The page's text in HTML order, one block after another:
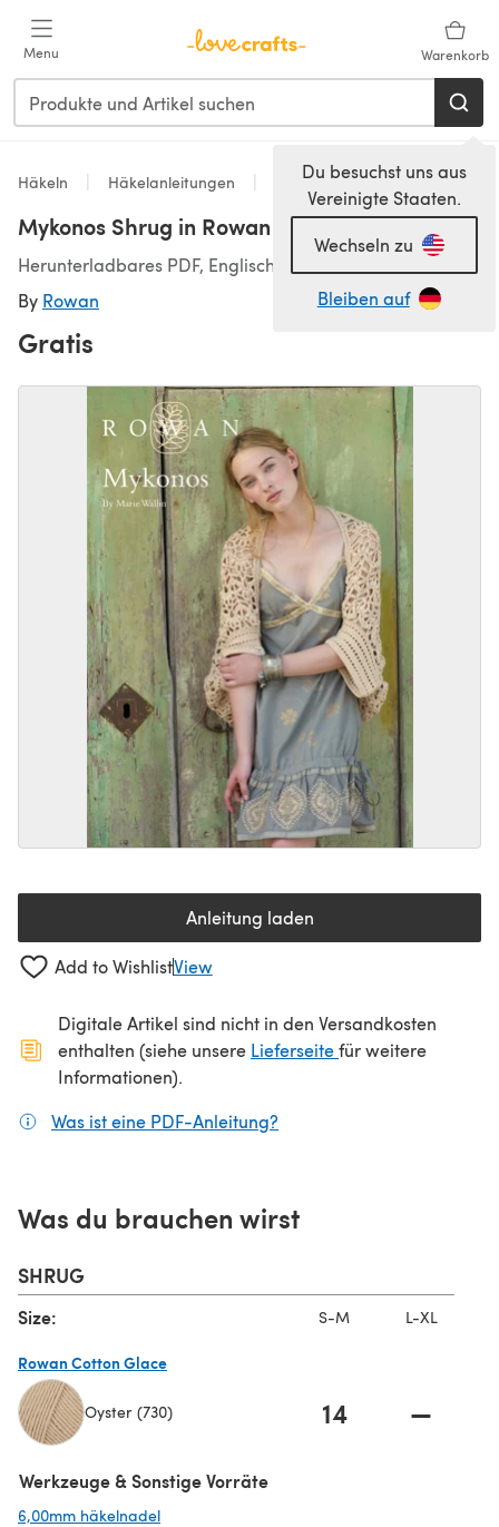
Menu Warenkorb
Du besuchst uns aus
Vereinigte Staaten.
Wechseln zu
Bleiben auf
Häkeln Häkelanleitungen Boleros
Mykonos Shrug in Rowan Cotton Glace
Herunterladbares PDF, Englisch
By Rowan
Gratis
Anleitung laden(öffnet sich in einem neuen
Add to WishlistView
Digitale Artikel sind nicht in den Versandkosten
enthalten (siehe unsere Lieferseite(öffnet sich in
für weitere
Informationen).
Was ist eine PDF-Anleitung?
Was du brauchen wirst
SHRUG
Size: S-M L-XL
Rowan Cotton Glace
Oyster (730) 14 —
Werkzeuge & Sonstige Vorräte
6,00mm häkelnadel